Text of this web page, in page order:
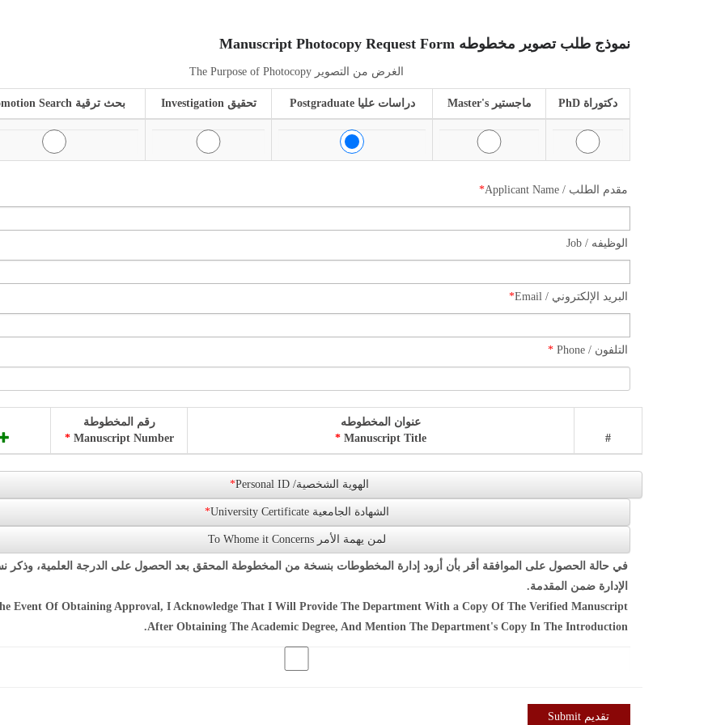
نموذج طلب تصوير مخطوطه Manuscript Photocopy Request Form
الغرض من التصوير The Purpose of Photocopy
دكتوراة PhD ماجستير Master's دراسات عليا Postgraduate تحقيق Investigation بحث ترقية Promotion Search
مقدم الطلب / Applicant Name *
الوظيفه / Job
البريد الإلكتروني / Email *
التلفون / Phone *
#
عنوان المخطوطه
Manuscript Title
*
رقم المخطوطة
Manuscript Number
*
الهوية الشخصية/ Personal ID *
الشهادة الجامعية University Certificate *
لمن يهمة الأمر To Whome it Concerns
في حالة الحصول على الموافقة أقر بأن أزود إدارة المخطوطات بنسخة من المخطوطة المحقق بعد الحصول على الدرجة العلمية، وذكر
الإدارة ضمن المقدمة.
Event Of Obtaining Approval, I Acknowledge That I Will Provide The Department With a Copy Of The Verified Manuscript
After Obtaining The Academic Degree, And Mention The Department's Copy In The Introduction.
تقديم Submit